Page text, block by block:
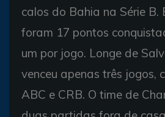
calos do Bahia na Série B.
foram 17 pontos
um por jogo. Longe de
venceu apenas três jogos,
ABC e CRB. O time de